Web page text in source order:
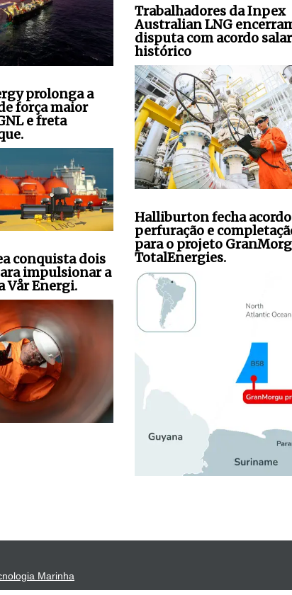
prolonga a
força maior
e freta
conquista dois
impulsionar a
Vår Energi.
Trabalhadores da Inpex
Australian LNG
disputa com acordo
histórico
Halliburton fecha
perfuração e
para o projeto
TotalEnergies.
Marinha